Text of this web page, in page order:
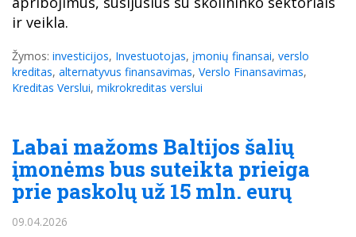
ir veikla.
Žymos: investicijos, Investuotojas, įmonių finansai, verslo
kreditas, alternatyvus finansavimas, Verslo Finansavimas,
Kreditas Verslui, mikrokreditas verslui
Labai mažoms Baltijos šalių
įmonėms bus suteikta prieiga
prie paskolų už 15 mln. eurų
09.04.2026